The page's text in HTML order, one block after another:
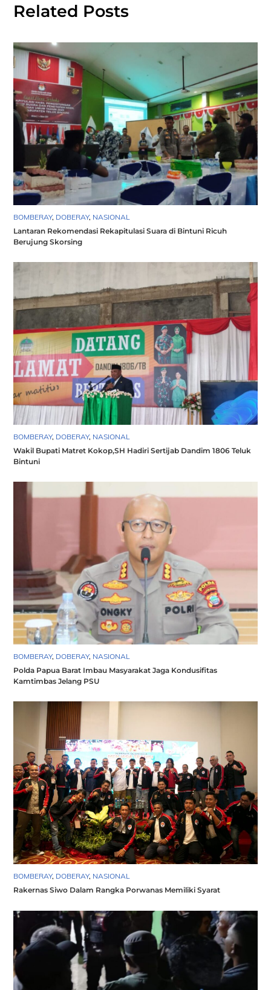
Related Posts
BOMBERAY, DOBERAY, NASIONAL
Lantaran Rekomendasi Rekapitulasi Suara di Bintuni Ricuh
Berujung Skorsing
BOMBERAY, DOBERAY, NASIONAL
Wakil Bupati Matret Kokop,SH Hadiri Sertijab Dandim 1806 Teluk
Bintuni
BOMBERAY, DOBERAY, NASIONAL
Polda Papua Barat Imbau Masyarakat Jaga Kondusifitas
Kamtimbas Jelang PSU
BOMBERAY, DOBERAY, NASIONAL
Rakernas Siwo Dalam Rangka Porwanas Memiliki Syarat